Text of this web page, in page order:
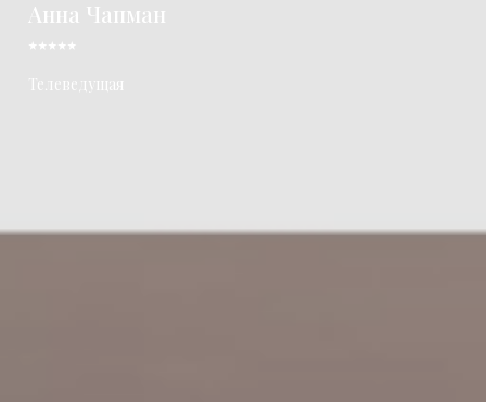
Анна Чапман
⭑⭑⭑⭑⭑
Телеведущая